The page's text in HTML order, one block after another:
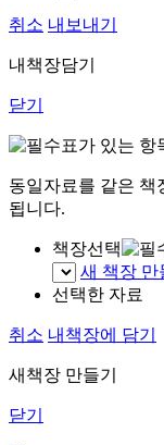
취소 내보내기
내책장담기
닫기
표가 있는 항
동일자료를 같은 책
됩니다.
책장선택
새 책장 만
선택한 자료
취소 내책장에 담기
새책장 만들기
닫기